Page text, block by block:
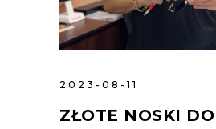
2023-08-11
ZŁOTE NOSKI DO